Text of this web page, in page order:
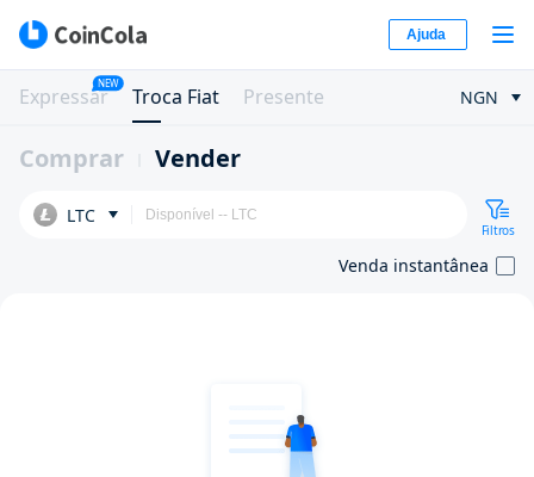
Ajuda
Expressar
NEW
Troca Fiat Presente NGN
Comprar Vender
LTC
Filtros
Venda instantânea